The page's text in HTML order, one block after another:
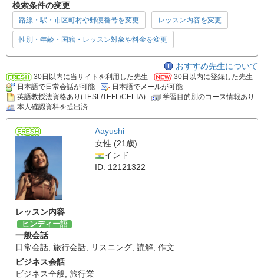
検索条件の変更
路線・駅・市区町村や郵便番号を変更 レッスン内容を変更
性別・年齢・国籍・レッスン対象や料金を変更
おすすめ先生について
30日以内に当サイトを利用した先生
30日以内に登録した先生
日本語で日常会話が可能
日本語でメールが可能
英語教授法資格あり(TESL/TEFL/CELTA)
学習目的別のコース情報あり
本人確認資料を提出済
Aayushi
女性 (21歳)
インド
ID: 12121322
レッスン内容
ヒンディー語
一般会話
日常会話 旅行会話 リスニング 読解 作文
ビジネス会話
ビジネス全般 旅行業